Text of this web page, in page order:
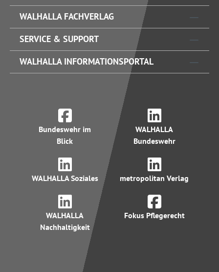
WALHALLA FACHVERLAG
SERVICE & SUPPORT
WALHALLA INFORMATIONSPORTAL
Bundeswehr im
Blick
WALHALLA
Bundeswehr
WALHALLA Soziales metropolitan Verlag
WALHALLA
Nachhaltigkeit
Fokus Pflegerecht